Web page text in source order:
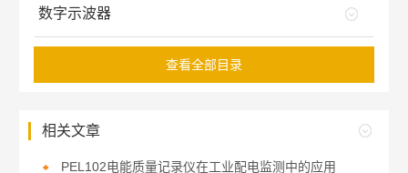
数字示波器
查看全部目录
相关文章
PEL102电能质量记录仪在工业配电监测中的应用